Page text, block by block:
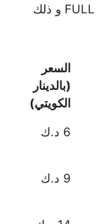
من بعد باعلى درجات الدقة والجودة FULL HD و ذلك
السعر
(بالدينار
الكويتي)
6 د.ك
9 د.ك